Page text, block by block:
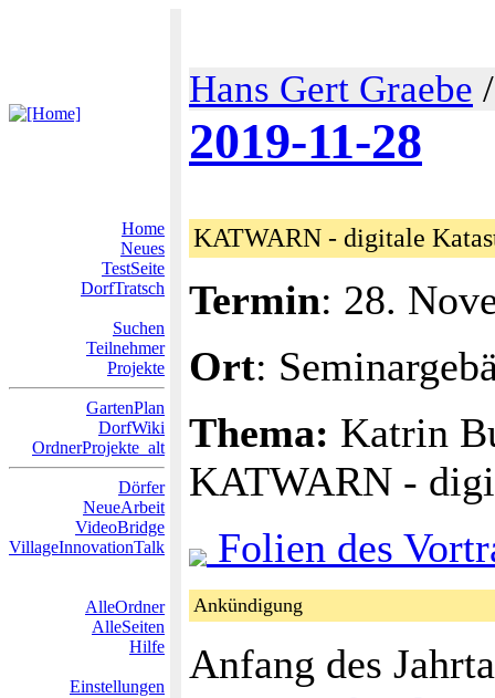
Hans Gert Graebe
2019-11-28
Home
Neues
TestSeite
DorfTratsch
Suchen
Teilnehmer
Projekte
GartenPlan
DorfWiki
OrdnerProjekte_alt
Dörfer
NeueArbeit
VideoBridge
VillageInnovationTalk
AlleOrdner
AlleSeiten
Hilfe
Einstellungen
KATWARN - digitale
Termin: 28.
Ort:
Thema: Katrin
KATWARN -
Folien des
Ankündigung
Anfang des